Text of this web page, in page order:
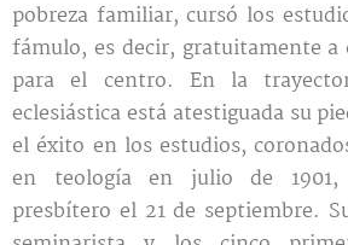
pobreza familiar, cursó los
fámulo, es decir, gratuitamente
para el centro. En la
eclesiástica está atestiguada su
el éxito en los estudios,
en teología en julio de 1901,
presbítero el 21 de septiembre.